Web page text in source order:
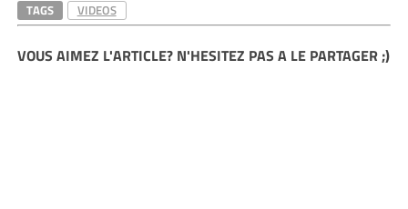
TAGS VIDEOS
VOUS AIMEZ L'ARTICLE? N'HESITEZ PAS A LE PARTAGER ;)